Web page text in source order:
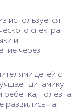
используется
спектра
и
через
детей с
динамику
ребенка, полезна
развились на